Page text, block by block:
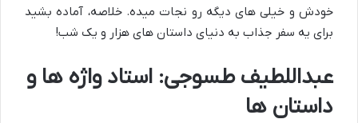
خودش و خیلی های دیگه رو نجات میده. خلاصه، آماده بشید
برای یه سفر جذاب به دنیای داستان های هزار و یک شب!
عبداللطیف طسوجی: استاد واژه ها و
داستان ها